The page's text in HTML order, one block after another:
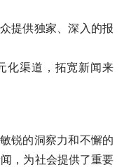
，为社会提供了重要